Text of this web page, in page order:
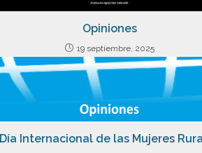
Opiniones
19 septiembre, 2025
Día Internacional de las Mujeres